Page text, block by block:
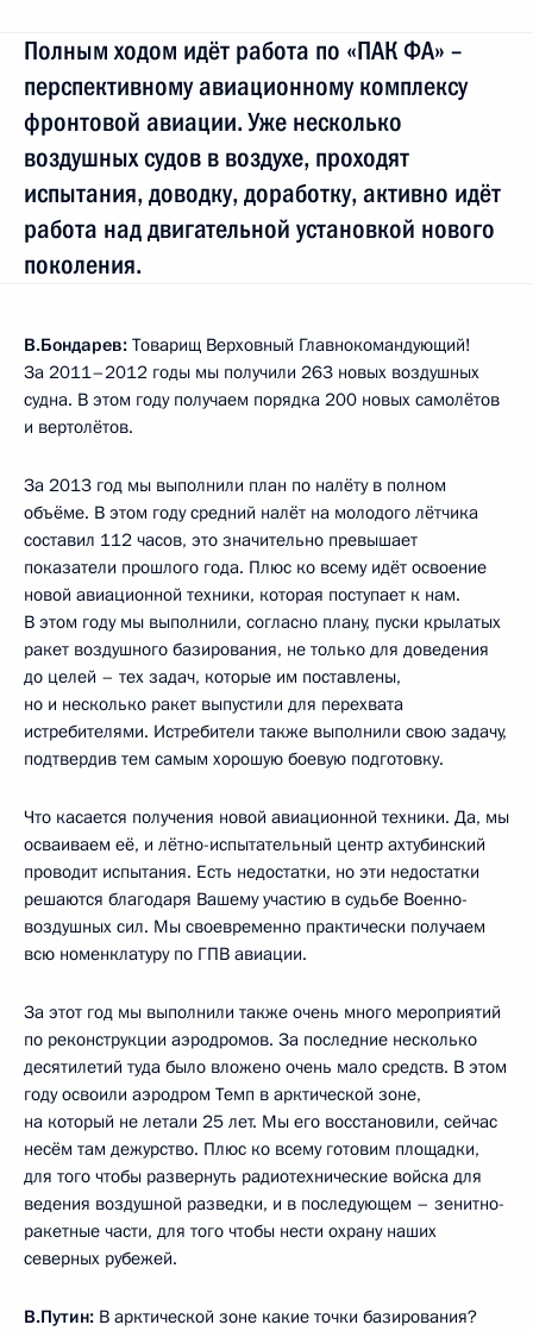
Полным ходом идёт работа по «ПАК ФА» –
перспективному авиационному комплексу
фронтовой авиации. Уже несколько
воздушных судов в воздухе, проходят
испытания, доводку, доработку, активно идёт
работа над двигательной установкой нового
поколения.
В.Бондарев: Товарищ Верховный Главнокомандующий!
За 2011–2012 годы мы получили 263 новых воздушных
судна. В этом году получаем порядка 200 новых самолётов
и вертолётов.
За 2013 год мы выполнили план по налёту в полном
объёме. В этом году средний налёт на молодого лётчика
составил 112 часов, это значительно превышает
показатели прошлого года. Плюс ко всему идёт освоение
новой авиационной техники, которая поступает к нам.
В этом году мы выполнили, согласно плану, пуски крылатых
ракет воздушного базирования, не только для доведения
до целей – тех задач, которые им поставлены,
но и несколько ракет выпустили для перехвата
истребителями. Истребители также выполнили свою задачу,
подтвердив тем самым хорошую боевую подготовку.
Что касается получения новой авиационной техники. Да, мы
осваиваем её, и лётно-испытательный центр ахтубинский
проводит испытания. Есть недостатки, но эти недостатки
решаются благодаря Вашему участию в судьбе Военно-
воздушных сил. Мы своевременно практически получаем
всю номенклатуру по ГПВ авиации.
За этот год мы выполнили также очень много мероприятий
по реконструкции аэродромов. За последние несколько
десятилетий туда было вложено очень мало средств. В этом
году освоили аэродром Темп в арктической зоне,
на который не летали 25 лет. Мы его восстановили, сейчас
несём там дежурство. Плюс ко всему готовим площадки,
для того чтобы развернуть радиотехнические войска для
ведения воздушной разведки, и в последующем – зенитно-
ракетные части, для того чтобы нести охрану наших
северных рубежей.
В.Путин: В арктической зоне какие точки базирования?